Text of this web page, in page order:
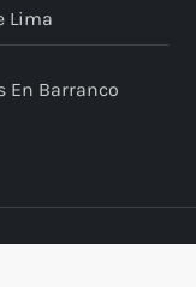
Lima
En Barranco